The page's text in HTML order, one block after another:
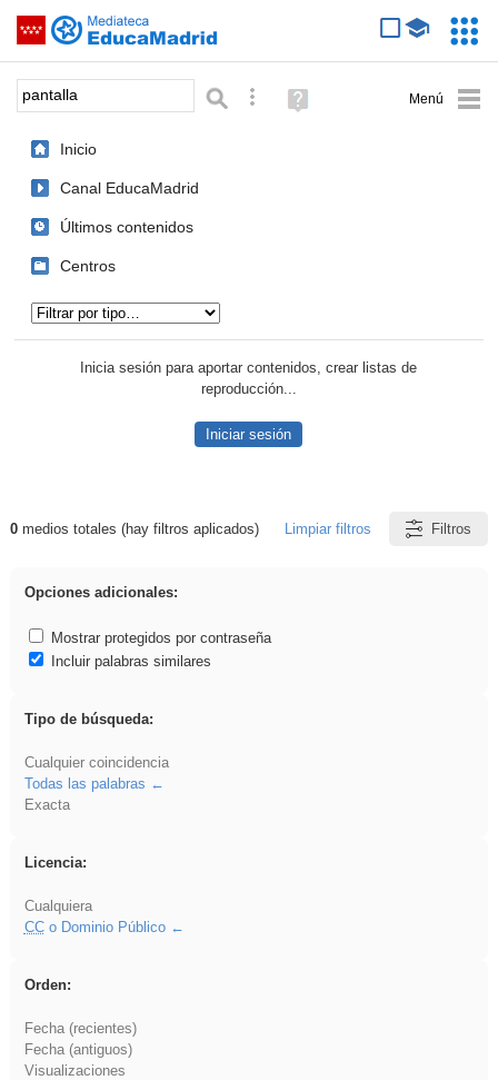
Saltar navegación
Palabra o frase: Búsqueda avanzada
Ayuda
(en
Inicio
Canal EducaMadrid
Últimos contenidos
Centros
Inicia sesión para aportar contenidos, crear listas de
reproducción...
Iniciar sesión
Resultados de: pantalla
0medios totales (hay filtros aplicados) Limpiar filtros Filtros
Opciones adicionales:
Mostrar protegidos por contraseña
Incluir palabras similares
Tipo de búsqueda:
Cualquier coincidencia
Todas las palabras
Exacta
Licencia:
Cualquiera
CCo Dominio Público
Orden:
Fecha (recientes)
Fecha (antiguos)
Visualizaciones